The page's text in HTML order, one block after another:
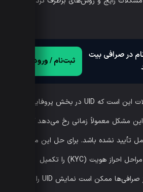
در صرافی بیت
ثبت‌نام / ورود
یکی از رایج‌ترین مشکلات این است که UID در بخش پروفایل
مشکل معمولاً زمانی رخ می‌دهد که
تأیید نشده باشد. برای حل این مشکل،
ابتدا بررسی کنید که آیا مراحل احراز هویت (KYC) را تکمیل
کرده‌اید یا خیر. برخی از صرافی‌ها ممکن است نمایش UID را به